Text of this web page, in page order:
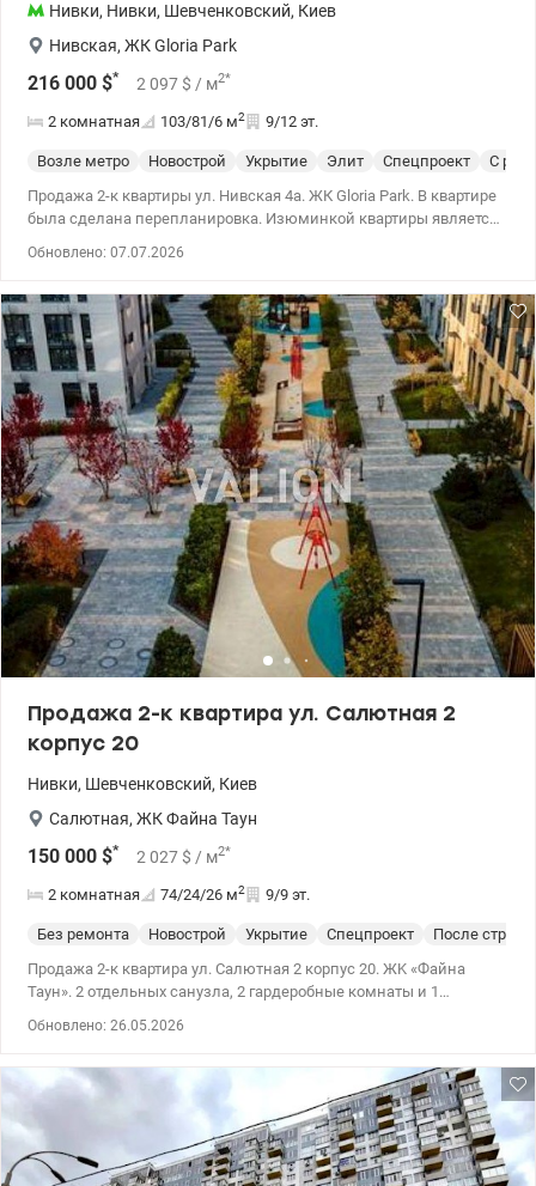
Нивки, Нивки, Шевченковский, Киев
Нивская, ЖК Gloria Park
216 000 $* 2 097 $ / м2*
2 комнатная 103/81/6 м2 9/12 эт.
Возле метро Новострой Укрытие Элит Спецпроект
С
Продажа 2-к квартиры ул. Нивская 4а. ЖК Gloria Park. В квартире
была сделана перепланировка. Изюминкой квартиры является
окна выходят во двор и на улицу Александровская. 044 200 10 80
valion.ua/1149973
Обновлено: 07.07.2026
Продажа 2-к квартира ул. Салютная 2
корпус 20
Нивки, Шевченковский, Киев
Салютная, ЖК Файна Таун
150 000 $* 2 027 $ / м2*
2 комнатная 74/24/26 м2 9/9 эт.
Без ремонта Новострой Укрытие Спецпроект
После
Продажа 2-к квартира ул. Салютная 2 корпус 20. ЖK «Файна
Таун». 2 отдельных санузла, 2 гардеробные комнаты и 1
магазины, фитнес-клубы, сезонный открытый бассейн, зоны
для барбекю, школа, детский сад, разнообразные кружки и
просторы для развития. В пешей доступности расположен парк
«Радуга». Удобное расположение: до станции метро «Нивки»
около 5 минут на транспорте или 15 минут пешком. 044 200 10 80
Обновлено: 26.05.2026